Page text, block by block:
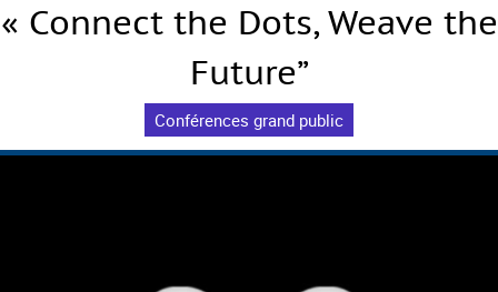
« Connect the Dots, Weave the
Future”
Conférences grand public